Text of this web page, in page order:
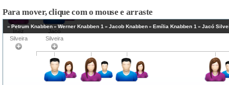
Para mover, clique com o mouse e arraste